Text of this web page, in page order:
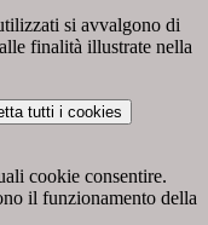
si avvalgono di
finalità illustrate nella
tutti i cookies
cookie consentire.
il funzionamento della